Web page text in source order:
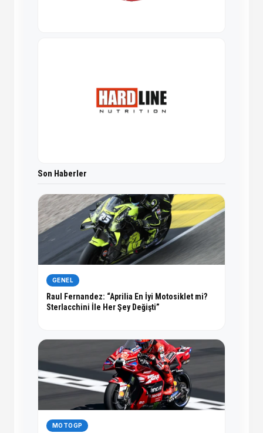
Son Haberler
GENEL
Raul Fernandez: “Aprilia En İyi Motosiklet mi?
Sterlacchini İle Her Şey Değişti”
MOTOGP